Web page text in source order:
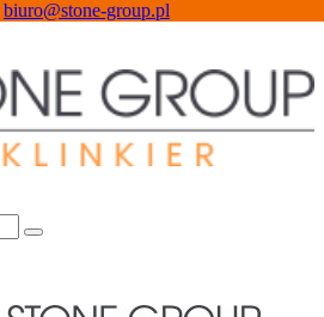
biuro@stone-group.pl